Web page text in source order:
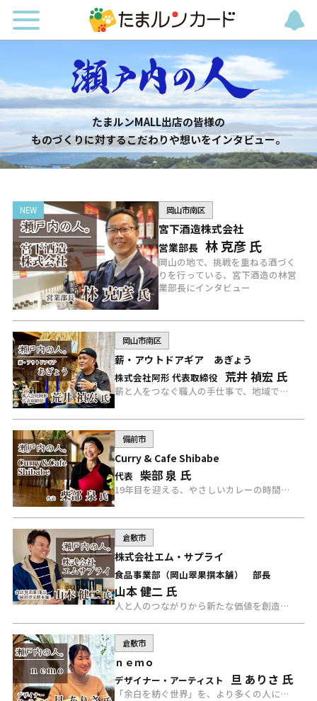
たまルンMALL出店の皆様の
ものづくりに対するこだわりや想いをインタビュー。
岡山市南区
宮下酒造株式会社
営業部長 林 克彦 氏
岡山の地で、挑戦を重ねる酒づく
りを行っている、宮下酒造の林営
業部長にインタビュー
岡山市南区
薪・アウトドアギア あぎょう
株式会社阿形 代表取締役 荒井 禎宏 氏
薪と人をつなぐ職人の手仕事で、地域で愛される“oyajiman”の挑戦を続ける、あぎょう 荒井氏にインタビュー。
備前市
Curry & Cafe Shibabe
代表 柴部 泉 氏
19年目を迎える、やさしいカレーの時間。Curry&Cafe Shibabe 柴部氏にインタビュー。
倉敷市
株式会社エム・サプライ
食品事業部（岡山翠果撰本舗） 部長
山本 健二 氏
人と人のつながりから新たな価値を創造する、株式会社エム・サプライ 山本氏にインタビュー。
倉敷市
ｎｅｍｏ
デザイナー・アーティスト 旦 ありさ 氏
「余白を紡ぐ世界」を、より多くの人に届けたい、ｎｅｍｏのデザイナー・アーティストのありさ氏にインタビュー。